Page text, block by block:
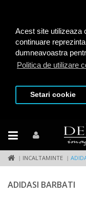
Acest site utilizeaza
continuare
dumneavoastra
Politica de utilizare
Setari cookie
INCALTAMINTE
ADIDASI BARBATI